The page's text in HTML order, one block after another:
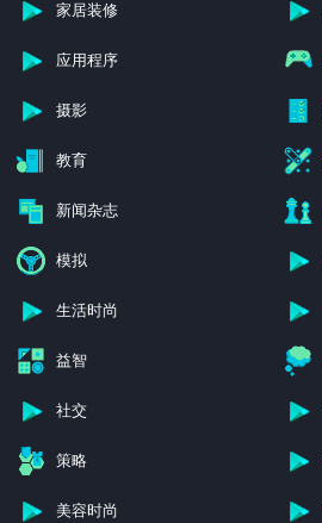
家居装修
应用程序
摄影
教育
新闻杂志
模拟
生活时尚
益智
社交
策略
美容时尚